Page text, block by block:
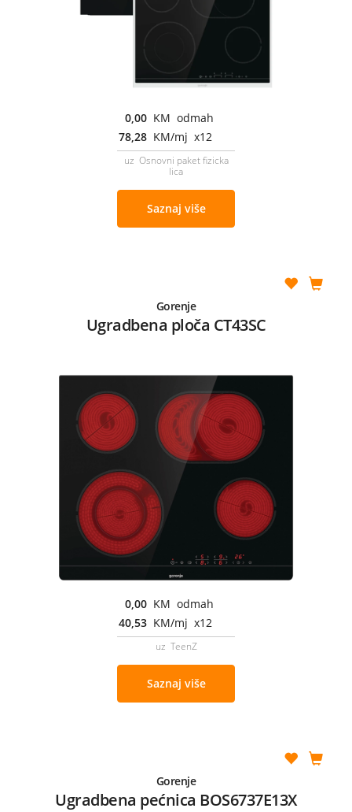
0,00 KM odmah
78,28 KM/mj x12
uz Osnovni paket fizicka
lica
Saznaj više
Gorenje
Ugradbena ploča CT43SC
0,00 KM odmah
40,53 KM/mj x12
uz TeenZ
Saznaj više
Gorenje
Ugradbena pećnica BOS6737E13X